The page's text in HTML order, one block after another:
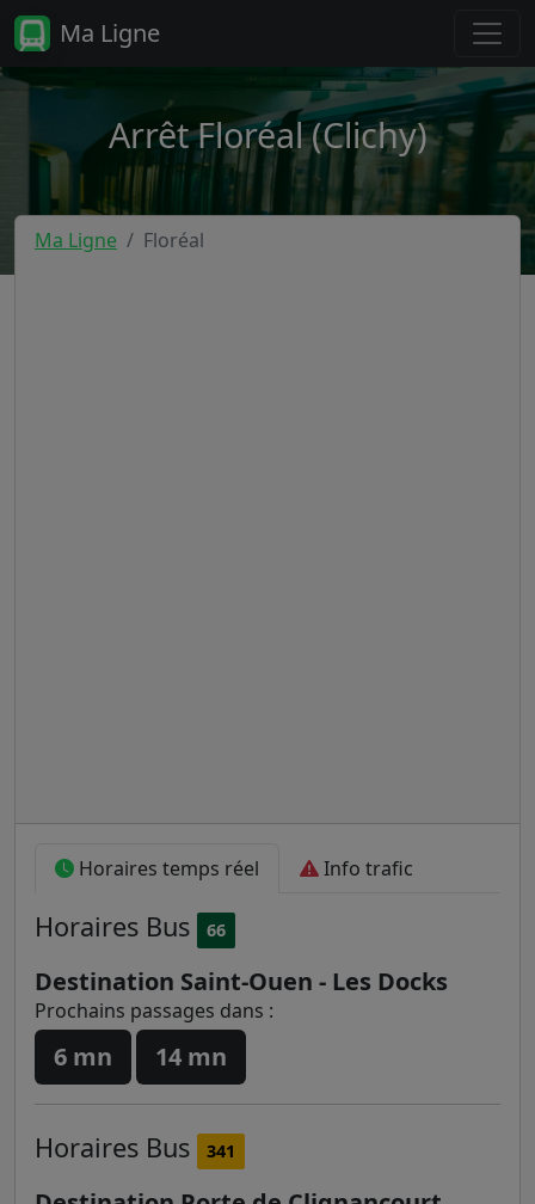
Ma Ligne
Arrêt Floréal (Clichy)
Ma Ligne Floréal
Horaires temps réel Info trafic
Horaires Bus 66
Destination Saint-Ouen - Les Docks
Prochains passages dans :
6 mn 14 mn
Horaires Bus 341